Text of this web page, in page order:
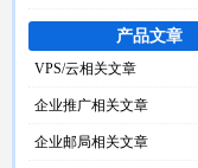
产品文章
VPS/云相关文章
企业推广相关文章
企业邮局相关文章